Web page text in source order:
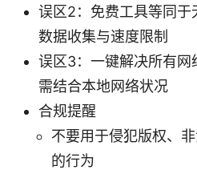
误区2：免费工具等同
数据收集与速度限制
误区3：一键解决所有网
需结合本地网络状况
合规提醒
不要用于侵犯版权、
的行为